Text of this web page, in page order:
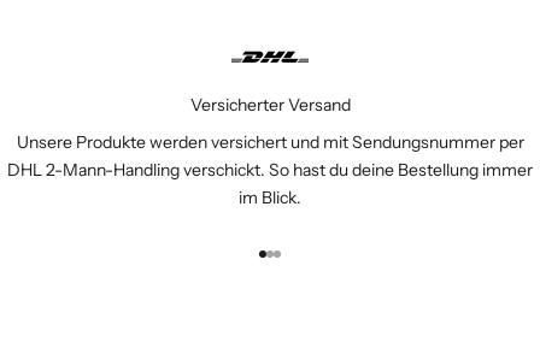
Versicherter Versand
Unsere Produkte werden versichert und mit Sendungsnummer per
DHL 2-Mann-Handling verschickt. So hast du deine Bestellung immer
im Blick.
Gehe zu Element 1
Gehe zu Element 2
Gehe zu Element 3